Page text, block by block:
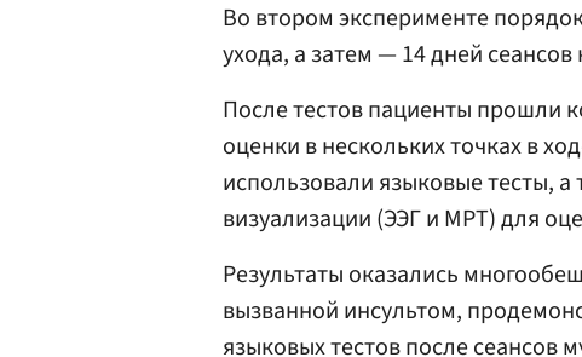
Во втором эксперименте
ухода, а затем — 14 дней
После тестов пациенты прошли
оценки в нескольких точках в
использовали языковые тесты,
визуализации (ЭЭГ и МРТ) для
Результаты оказались
вызванной инсультом,
языковых тестов после сеансов